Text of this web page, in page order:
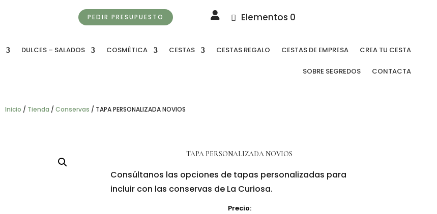
PEDIR PRESUPUESTO Elementos 0
DULCES – SALADOS COSMÉTICA CESTAS CESTAS REGALO CESTAS DE EMPRESA CREA TU CESTA
SOBRE SEGREDOS CONTACTA
Inicio / Tienda / Conservas / TAPA PERSONALIZADA NOVIOS
TAPA PERSONALIZADA NOVIOS
Consúltanos las opciones de tapas personalizadas para
incluir con las conservas de La Curiosa.
Precio: